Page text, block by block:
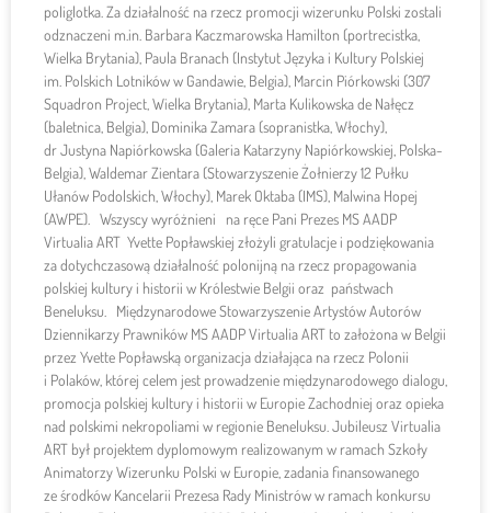
poliglotka. Za działalność na rzecz promocji wizerunku Polski zostali
odznaczeni m.in. Barbara Kaczmarowska Hamilton (portrecistka,
Wielka Brytania), Paula Branach (Instytut Języka i Kultury Polskiej
im. Polskich Lotników w Gandawie, Belgia), Marcin Piórkowski (307
Squadron Project, Wielka Brytania), Marta Kulikowska de Nałęcz
(baletnica, Belgia), Dominika Zamara (sopranistka, Włochy),
dr Justyna Napiórkowska (Galeria Katarzyny Napiórkowskiej, Polska-
Belgia), Waldemar Zientara (Stowarzyszenie Żołnierzy 12 Pułku
Ułanów Podolskich, Włochy), Marek Oktaba (IMS), Malwina Hopej
(AWPE). Wszyscy wyróżnieni na ręce Pani Prezes MS AADP
Virtualia ART Yvette Popławskiej złożyli gratulacje i podziękowania
za dotychczasową działalność polonijną na rzecz propagowania
polskiej kultury i historii w Królestwie Belgii oraz państwach
Beneluksu. Międzynarodowe Stowarzyszenie Artystów Autorów
Dziennikarzy Prawników MS AADP Virtualia ART to założona w Belgii
przez Yvette Popławską organizacja działająca na rzecz Polonii
i Polaków, której celem jest prowadzenie międzynarodowego dialogu,
promocja polskiej kultury i historii w Europie Zachodniej oraz opieka
nad polskimi nekropoliami w regionie Beneluksu. Jubileusz Virtualia
ART był projektem dyplomowym realizowanym w ramach Szkoły
Animatorzy Wizerunku Polski w Europie, zadania finansowanego
ze środków Kancelarii Prezesa Rady Ministrów w ramach konkursu